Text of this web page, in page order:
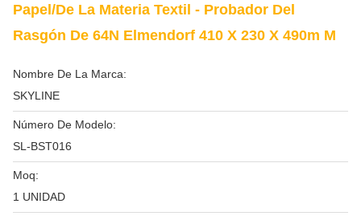
Papel/de La Materia Textil - Probador Del
Rasgón De 64N Elmendorf 410 X 230 X 490m M
Nombre De La Marca:
SKYLINE
Número De Modelo:
SL-BST016
Moq:
1 UNIDAD